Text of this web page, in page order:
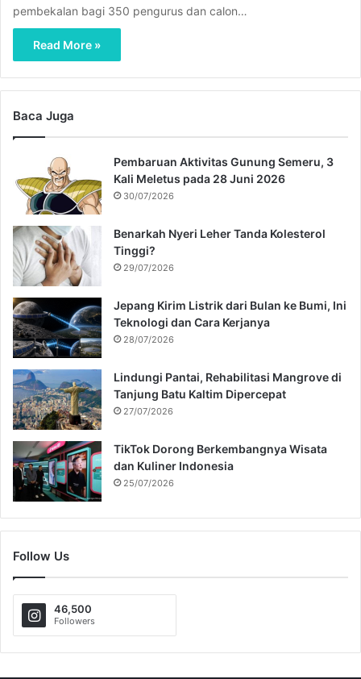
pembekalan bagi 350 pengurus dan calon…
Read More »
Baca Juga
Pembaruan Aktivitas Gunung Semeru, 3
Kali Meletus pada 28 Juni 2026
30/07/2026
Benarkah Nyeri Leher Tanda Kolesterol
Tinggi?
29/07/2026
Jepang Kirim Listrik dari Bulan ke Bumi, Ini
Teknologi dan Cara Kerjanya
28/07/2026
Lindungi Pantai, Rehabilitasi Mangrove di
Tanjung Batu Kaltim Dipercepat
27/07/2026
TikTok Dorong Berkembangnya Wisata
dan Kuliner Indonesia
25/07/2026
Follow Us
46,500
Followers